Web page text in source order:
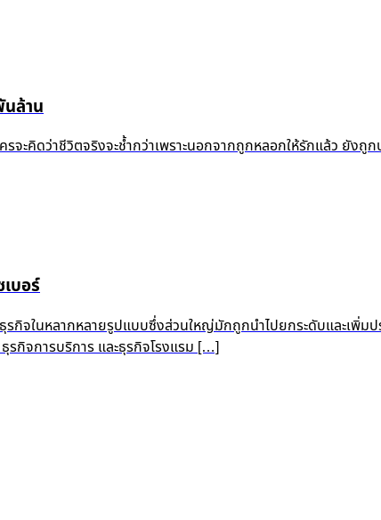
ล้าน
รจะคิดว่าชีวิตจริงจะช้ำกว่าเพราะนอกจากถูกหลอกให้รักแล้ว
บอร์
รกิจในหลากหลายรูปแบบซึ่งส่วนใหญ่มักถูกนำไปยกระดับและเพิ่
รกิจการบริการ และธุรกิจโรงแรม […]